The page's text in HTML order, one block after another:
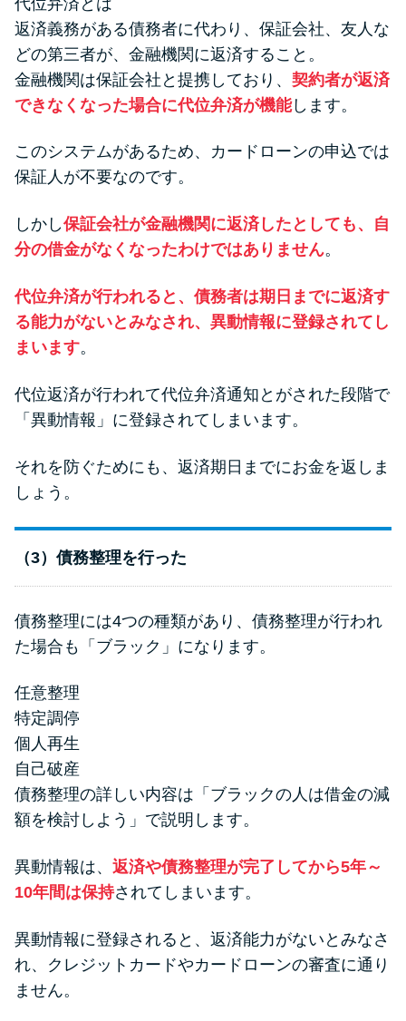
返済義務がある債務者に代わり、保証会社、友人な
どの第三者が、金融機関に返済すること。
金融機関は保証会社と提携しており、 契約者が返済
できなくなった場合に代位弁済が機能します。
このシステムがあるため、カードローンの申込では
保証人が不要なのです。
しかし保証会社が金融機関に返済したとしても、自
分の借金がなくなったわけではありません。
代位弁済が行われると、債務者は期日までに返済す
る能力がないとみなされ、異動情報に登録されてし
まいます。
代位返済が行われて代位弁済通知とがされた段階で
「異動情報」に登録されてしまいます。
それを防ぐためにも、返済期日までにお金を返しま
しょう。
（3）債務整理を行った
債務整理には4つの種類があり、債務整理が行われ
た場合も「ブラック」になります。
任意整理
特定調停
個人再生
自己破産
債務整理の詳しい内容は「ブラックの人は借金の減
額を検討しよう」で説明します。
異動情報は、 返済や債務整理が完了してから5年～
10年間は保持されてしまいます。
異動情報に登録されると、返済能力がないとみなさ
れ、クレジットカードやカードローンの審査に通り
ません。